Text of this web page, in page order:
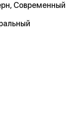
Современный